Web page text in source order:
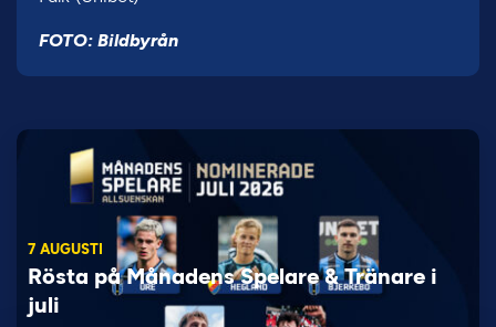
FOTO: Bildbyrån
7 AUGUSTI
Rösta på Månadens Spelare & Tränare i
juli